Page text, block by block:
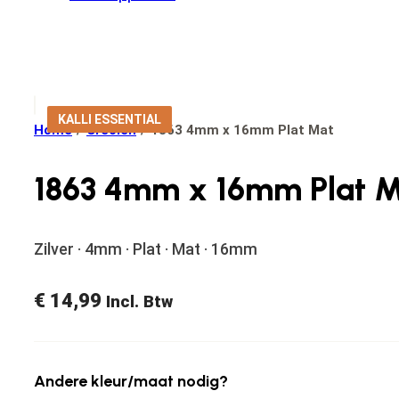
KALLI ESSENTIAL
Home / Creolen / 1863 4mm x 16mm Plat Mat
1863 4mm x 16mm Plat
Zilver · 4mm · Plat · Mat · 16mm
€ 14,99 Incl. Btw
Andere kleur/maat nodig?